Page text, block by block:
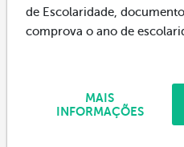
de Escolaridade,
comprova o ano de
MAIS
INFORMAÇÕES